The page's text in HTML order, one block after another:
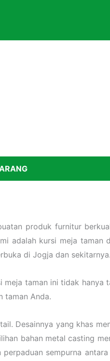
produk furnitur
adalah kursi meja taman
di Jogja dan sekitarnya.
taman ini tidak hanya
taman Anda.
Desainnya yang khas
bahan metal casting
sempurna